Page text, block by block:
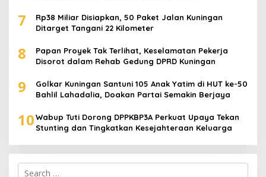
7
Rp38 Miliar Disiapkan, 50 Paket Jalan Kuningan
Ditarget Tangani 22 Kilometer
8
Papan Proyek Tak Terlihat, Keselamatan Pekerja
Disorot dalam Rehab Gedung DPRD Kuningan
9
Golkar Kuningan Santuni 105 Anak Yatim di HUT ke-50
Bahlil Lahadalia, Doakan Partai Semakin Berjaya
10Wabup Tuti Dorong DPPKBP3A Perkuat Upaya Tekan
Stunting dan Tingkatkan Kesejahteraan Keluarga
Search